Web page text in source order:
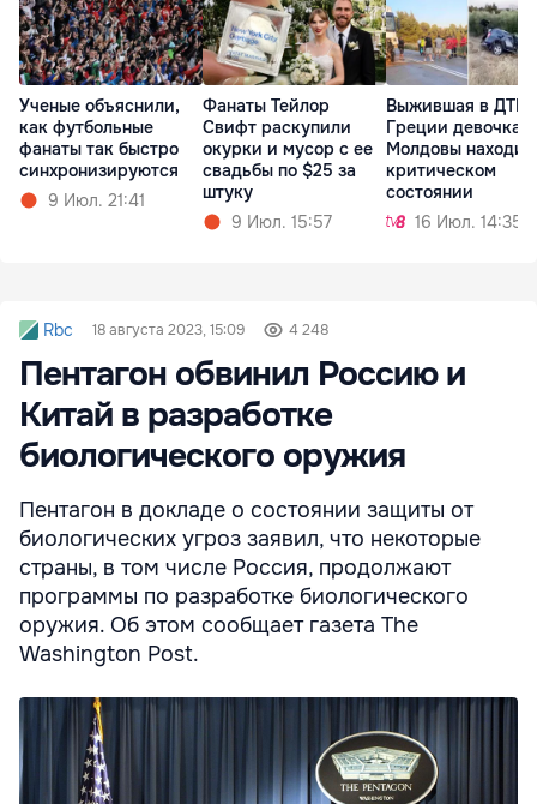
Ученые объяснили,
как футбольные
фанаты так быстро
синхронизируются
9 Июл. 21:41
Фанаты Тейлор
Свифт раскупили
окурки и мусор с ее
свадьбы по $25 за
штуку
9 Июл. 15:57
Выжившая в ДТП
Греции девочка
Молдовы
критическом
состоянии
16 Июл. 14:35
Rbc 18 августа 2023, 15:09 4 248
Пентагон обвинил Россию и
Китай в разработке
биологического оружия
Пентагон в докладе о состоянии защиты от
биологических угроз заявил, что некоторые
страны, в том числе Россия, продолжают
программы по разработке биологического
оружия. Об этом сообщает газета The
Washington Post.